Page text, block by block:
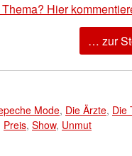
Hier
… zur
Mode, Die Ärzte, Die
Preis, Show, Unmut